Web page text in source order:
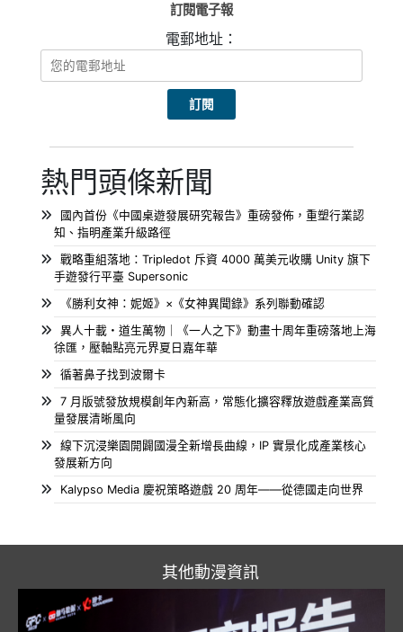
訂閱電子報
電郵地址：
熱門頭條新聞
國內首份《中國桌遊發展研究報告》重磅發佈，重塑行業認
知、指明產業升級路徑
戰略重組落地：Tripledot 斥資 4000 萬美元收購 Unity 旗下
手遊發行平臺 Supersonic
《勝利女神：妮姬》×《女神異聞錄》系列聯動確認
異人十載・道生萬物｜《一人之下》動畫十周年重磅落地上海
徐匯，壓軸點亮元界夏日嘉年華
循著鼻子找到波爾卡
7 月版號發放規模創年內新高，常態化擴容釋放遊戲產業高質
量發展清晰風向
線下沉浸樂園開闢國漫全新增長曲線，IP 實景化成產業核心
發展新方向
Kalypso Media 慶祝策略遊戲 20 周年——從德國走向世界
其他動漫資訊